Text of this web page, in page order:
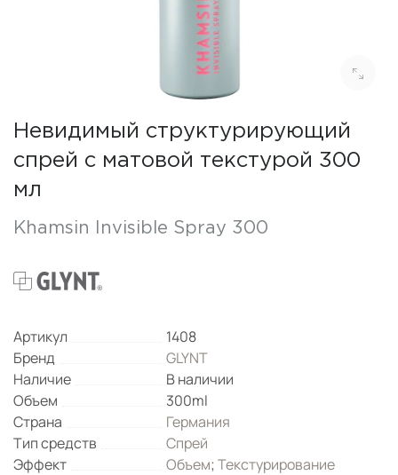
Невидимый структурирующий
спрей с матовой текстурой 300
мл
Khamsin Invisible Spray 300
Артикул
1408
Бренд
GLYNT
Наличие
В наличии
Объем
300ml
Страна
Германия
Тип средств
Спрей
Эффект
Объем;Текстурирование